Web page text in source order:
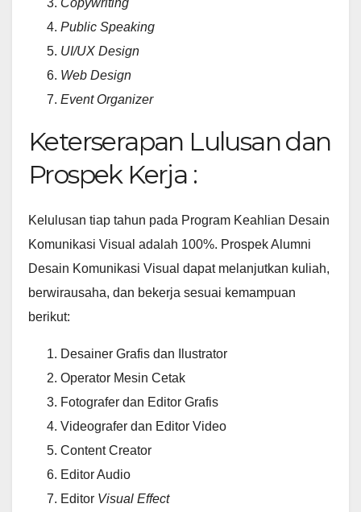
Copywriting
Public Speaking
UI/UX Design
Web Design
Event Organizer
Keterserapan Lulusan dan
Prospek Kerja :
Kelulusan tiap tahun pada Program Keahlian Desain
Komunikasi Visual adalah 100%. Prospek Alumni
Desain Komunikasi Visual dapat melanjutkan kuliah,
berwirausaha, dan bekerja sesuai kemampuan
berikut:
Desainer Grafis dan Ilustrator
Operator Mesin Cetak
Fotografer dan Editor Grafis
Videografer dan Editor Video
Content Creator
Editor Audio
Editor Visual Effect